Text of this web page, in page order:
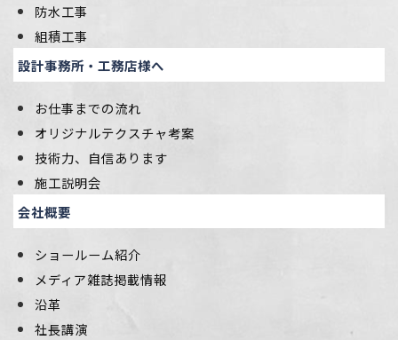
防水工事
組積工事
設計事務所・工務店様へ
お仕事までの流れ
オリジナルテクスチャ考案
技術力、自信あります
施工説明会
会社概要
ショールーム紹介
メディア雑誌掲載情報
沿革
社長講演